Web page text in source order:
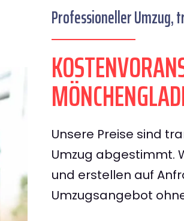
Professioneller Umzug,
Unsere Preise sind
Umzug abgestimmt.
und erstellen auf
Umzugsangebot